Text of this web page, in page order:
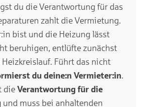
du die Verantwortung für das
zahlt die Vermietung.
bist und die Heizung lässt
beruhigen, entlüfte zunächst
Führt das nicht
du deine:n Vermieter:in.
dieVerantwortung für die
und muss bei anhaltenden